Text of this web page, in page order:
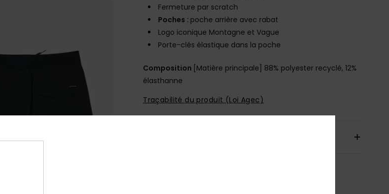
Fermeture par scratch
Poches : poche arrière avec rabat
Logo iconique Montagne et Vague
Porte-clés élastique dans la poche
Composition [Matière principale] 88% polyester recyclé, 12%
élasthanne
Traçabilité du produit (Loi Agec)